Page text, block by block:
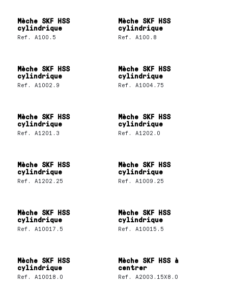
Mèche SKF HSS
cylindrique
Ref.A100.5
Mèche SKF HSS
cylindrique
Ref. A100.8
Mèche SKF HSS
cylindrique
Ref.A1002.9
Mèche SKF HSS
cylindrique
Ref. A1004.75
Mèche SKF HSS
cylindrique
Ref.A1201.3
Mèche SKF HSS
cylindrique
Ref. A1202.0
Mèche SKF HSS
cylindrique
Ref.A1202.25
Mèche SKF HSS
cylindrique
Ref. A1009.25
Mèche SKF HSS
cylindrique
Ref.A10017.5
Mèche SKF HSS
cylindrique
Ref. A10015.5
Mèche SKF HSS
cylindrique
Ref.A10018.0
Mèche SKF HSS à
centrer
Ref. A2003.15X8.0